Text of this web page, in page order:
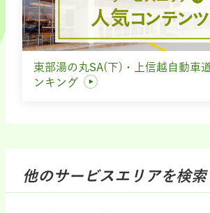
東部湯の丸SA(下)・上信越自動車
ンキング
他のサービスエリアを検索